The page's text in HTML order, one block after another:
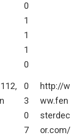
0
1
1
1
0
0
3
0
7
http://w
ww.fen
sterdec
or.com/